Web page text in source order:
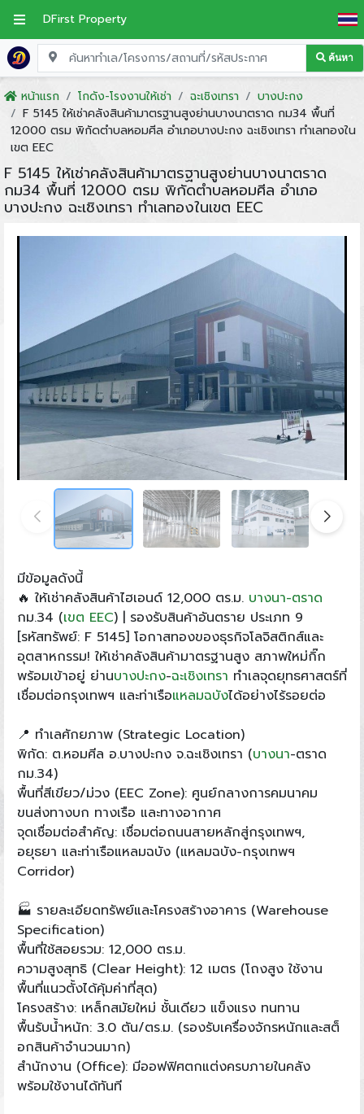
DFirst Property
ค้นหา
หน้าแรก โกดัง-โรงงานให้เช่า ฉะเชิงเทรา
บางปะกง
F 5145 ให้เช่าคลังสินค้ามาตรฐานสูงย่านบางนาตราด กม34 พื้นที่
12000 ตรม พิกัดตำบลหอมศีล อำเภอบางปะกง ฉะเชิงเทรา ทำเลทองใน
เขต EEC
F 5145 ให้เช่าคลังสินค้ามาตรฐานสูงย่านบางนาตราด
กม34 พื้นที่ 12000 ตรม พิกัดตำบลหอมศีล อำเภอ
บางปะกง ฉะเชิงเทรา ทำเลทองในเขต EEC
มีข้อมูลดังนี้
🔥 ให้เช่าคลังสินค้าไฮเอนด์ 12,000 ตร.ม. บางนา-ตราด
กม.34 (เขต EEC) | รองรับสินค้าอันตราย ประเภท 9
[รหัสทรัพย์: F 5145] โอกาสทองของธุรกิจโลจิสติกส์และ
อุตสาหกรรม! ให้เช่าคลังสินค้ามาตรฐานสูง สภาพใหม่กิ๊ก
พร้อมเข้าอยู่ ย่านบางปะกง-ฉะเชิงเทรา ทำเลจุดยุทธศาสตร์ที่
เชื่อมต่อกรุงเทพฯ และท่าเรือแหลมฉบังได้อย่างไร้รอยต่อ
📍 ทำเลศักยภาพ (Strategic Location)
พิกัด: ต.หอมศีล อ.บางปะกง จ.ฉะเชิงเทรา (บางนา-ตราด
กม.34)
พื้นที่สีเขียว/ม่วง (EEC Zone): ศูนย์กลางการคมนาคม
ขนส่งทางบก ทางเรือ และทางอากาศ
จุดเชื่อมต่อสำคัญ: เชื่อมต่อถนนสายหลักสู่กรุงเทพฯ,
อยุธยา และท่าเรือแหลมฉบัง (แหลมฉบัง-กรุงเทพฯ
Corridor)
🏭 รายละเอียดทรัพย์และโครงสร้างอาคาร (Warehouse
Specification)
พื้นที่ใช้สอยรวม: 12,000 ตร.ม.
ความสูงสุทธิ (Clear Height): 12 เมตร (โถงสูง ใช้งาน
พื้นที่แนวตั้งได้คุ้มค่าที่สุด)
โครงสร้าง: เหล็กสมัยใหม่ ชั้นเดียว แข็งแรง ทนทาน
พื้นรับน้ำหนัก: 3.0 ตัน/ตร.ม. (รองรับเครื่องจักรหนักและสต็
อกสินค้าจำนวนมาก)
สำนักงาน (Office): มีออฟฟิศตกแต่งครบภายในคลัง
พร้อมใช้งานได้ทันที